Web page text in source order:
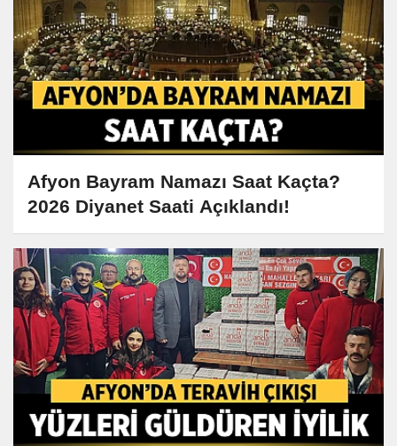
Afyon Bayram Namazı Saat Kaçta?
2026 Diyanet Saati Açıklandı!